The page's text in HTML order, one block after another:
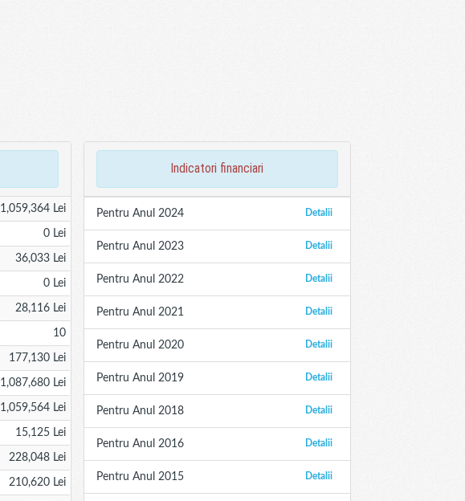
1,059,364 Lei
0 Lei
36,033 Lei
0 Lei
28,116 Lei
10
177,130 Lei
1,087,680 Lei
1,059,564 Lei
15,125 Lei
228,048 Lei
210,620 Lei
indicatori financiari
Detalii
Pentru Anul 2024
Detalii
Pentru Anul 2023
Detalii
Pentru Anul 2022
Detalii
Pentru Anul 2021
Detalii
Pentru Anul 2020
Detalii
Pentru Anul 2019
Detalii
Pentru Anul 2018
Detalii
Pentru Anul 2016
Detalii
Pentru Anul 2015